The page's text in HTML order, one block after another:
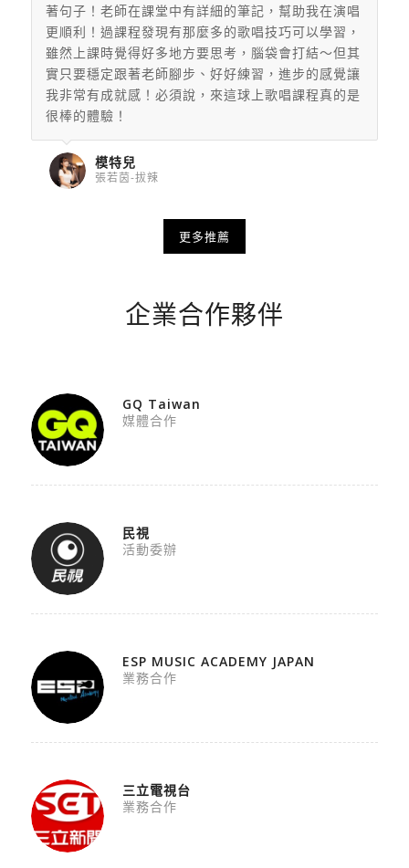
著句子！老師在課堂中有詳細的筆記，幫助我在演唱
更順利！過課程發現有那麼多的歌唱技巧可以學習，
雖然上課時覺得好多地方要思考，腦袋會打結～但其
實只要穩定跟著老師腳步、好好練習， 進步的感覺讓
我非常有成就感！必須說，來這球上歌唱課程真的是
很棒的體驗！
模特兒
張若茵-拔辣
更多推薦
企業合作夥伴
GQ Taiwan
媒體合作
民視
活動委辦
ESP MUSIC ACADEMY JAPAN
業務合作
三立電視台
業務合作